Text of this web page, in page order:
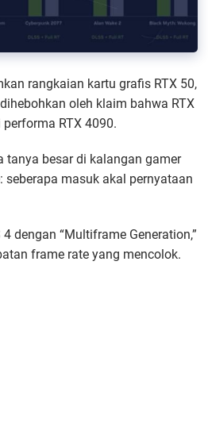
rangkaian kartu grafis RTX 50,
oleh klaim bahwa RTX
RTX 4090.
tanya besar di kalangan gamer
seberapa masuk akal pernyataan
dengan “Multiframe Generation,”
frame rate yang mencolok.